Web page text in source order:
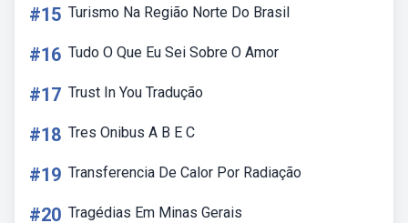
#15 Turismo Na Região Norte Do Brasil
#16 Tudo O Que Eu Sei Sobre O Amor
#17 Trust In You Tradução
#18 Tres Onibus A B E C
#19 Transferencia De Calor Por Radiação
#20 Tragédias Em Minas Gerais